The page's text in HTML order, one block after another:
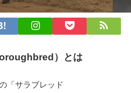
）とは
「サラブレッド